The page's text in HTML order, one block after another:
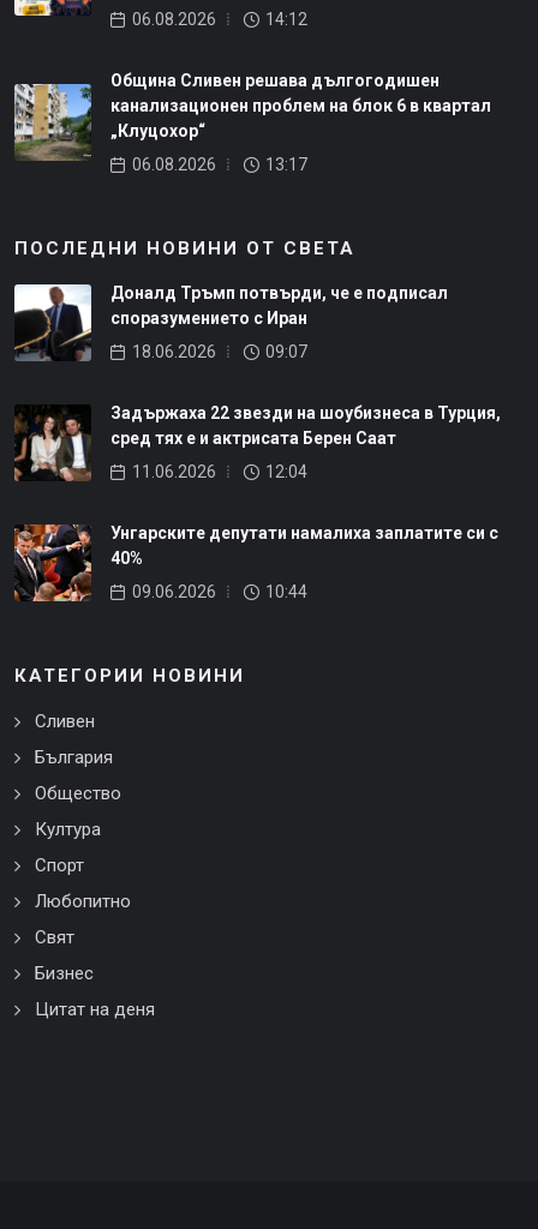
06.08.2026
14:12
Община Сливен решава дългогодишен
канализационен проблем на блок 6 в квартал
„Клуцохор“
06.08.2026
13:17
ПОСЛЕДНИ НОВИНИ ОТ СВЕТА
Доналд Тръмп потвърди, че е подписал
споразумението с Иран
18.06.2026
09:07
Задържаха 22 звезди на шоубизнеса в Турция,
сред тях е и актрисата Берен Саат
11.06.2026
12:04
Унгарските депутати намалиха заплатите си с
40%
09.06.2026
10:44
КАТЕГОРИИ НОВИНИ
Сливен
България
Общество
Култура
Спорт
Любопитно
Свят
Бизнес
Цитат на деня